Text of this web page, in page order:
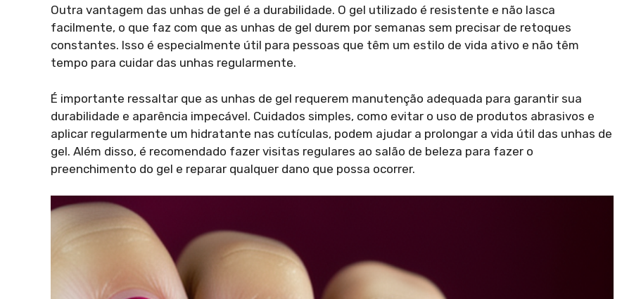
Outra vantagem das unhas de gel é a durabilidade. O gel utilizado é resistente e não lasca
facilmente, o que faz com que as unhas de gel durem por semanas sem precisar de retoques
constantes. Isso é especialmente útil para pessoas que têm um estilo de vida ativo e não têm
tempo para cuidar das unhas regularmente.
É importante ressaltar que as unhas de gel requerem manutenção adequada para garantir sua
durabilidade e aparência impecável. Cuidados simples, como evitar o uso de produtos abrasivos e
aplicar regularmente um hidratante nas cutículas, podem ajudar a prolongar a vida útil das unhas de
gel. Além disso, é recomendado fazer visitas regulares ao salão de beleza para fazer o
preenchimento do gel e reparar qualquer dano que possa ocorrer.